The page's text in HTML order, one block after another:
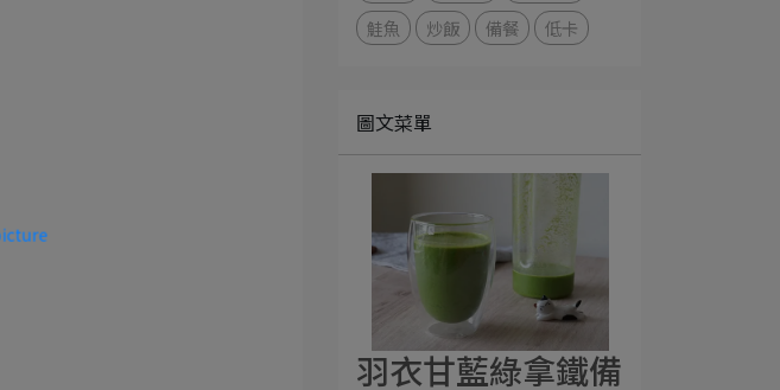
鮭魚
炒飯 備餐 低卡
圖文菜單
羽衣甘藍綠拿鐵備